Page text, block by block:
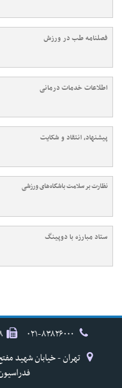
فصلنامه طب در ورزش
اطلاعات خدمات درمانی
پیشنهاد، انتقاد و شکایت
نظارت بر سلامت باشگاه‌های ورزشی
ستاد مبارزه با دوپینگ
۸۸۸۳۳۴۹۸